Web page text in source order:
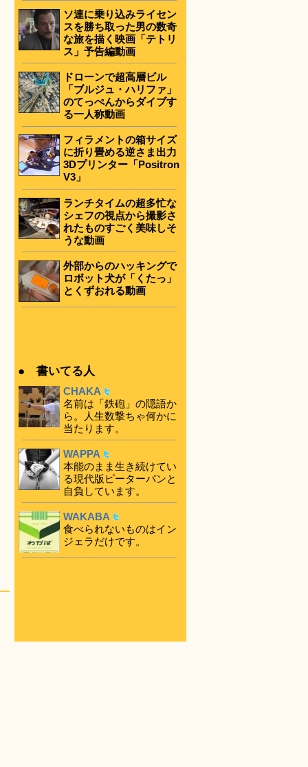
ソ連に乗り込みライセン
スを勝ち取った男の数奇
な旅を描く映画「テトリ
ス」予告編動画
ドローンで超高層ビル
「ブルジュ・ハリファ」
のてっぺんからダイブす
る一人称動画
フィラメントの箱サイズ
に折り畳める逆さま出力
3Dプリンター「Positron
V3」
ランチタイムの超多忙な
シェフの視点から撮影さ
れたものすごく美味しそ
うな動画
外部からのハッキングで
ロボット犬が「くたっ」
とくずおれる動画
● 書いてる人
CHAKA
名前は「鉄砲」の隠語か
ら。人生数撃ちゃ何かに
当たります。
WAPPA
本能のまま生き続けてい
る現代版ピーターパンと
自負しています。
WAKABA
食べられないものはイン
ジェラだけです。